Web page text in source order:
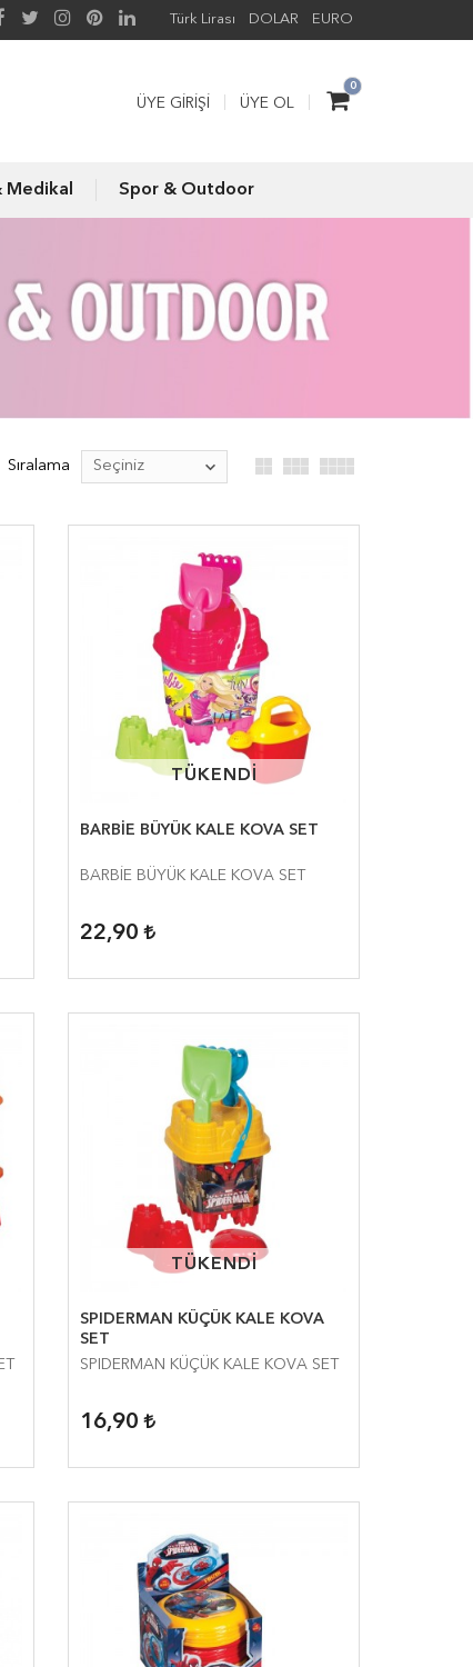
Türk Lirası DOLAR EURO
0
ÜYE GIRIŞI ÜYE OL
Medikal Spor & Outdoor
Sıralama
TÜKENDİ
TÜKENDİ
BARBİE BÜYÜK KALE KOVA SET
BARBİE BÜYÜK KALE KOVA SET
22,90
TÜKENDİ
TÜKENDİ
SPIDERMAN KÜÇÜK KALE KOVA
SET
SPIDERMAN KÜÇÜK KALE KOVA SET
16,90